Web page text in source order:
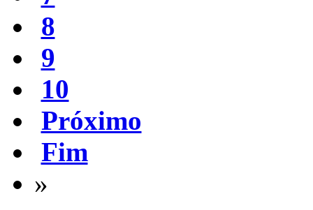
8
9
10
Próximo
Fim
»